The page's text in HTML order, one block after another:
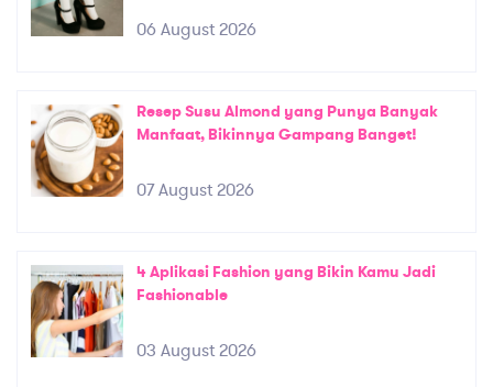
06 August 2026
Resep Susu Almond yang Punya Banyak
Manfaat, Bikinnya Gampang Banget!
07 August 2026
4 Aplikasi Fashion yang Bikin Kamu Jadi
Fashionable
03 August 2026